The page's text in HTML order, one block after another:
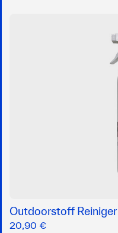
Outdoorstoff Reiniger
20,90 €